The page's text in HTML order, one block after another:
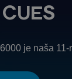
je naša